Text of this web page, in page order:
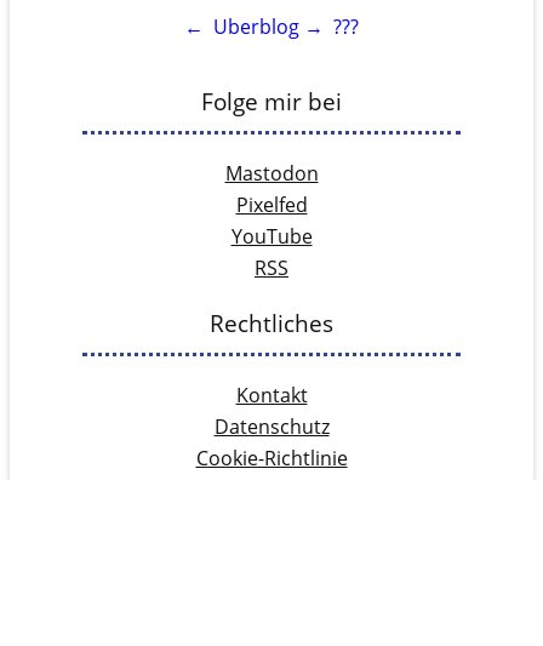
← Uberblog → ???
Folge mir bei
Mastodon
Pixelfed
YouTube
RSS
Rechtliches
Kontakt
Datenschutz
Cookie-Richtlinie